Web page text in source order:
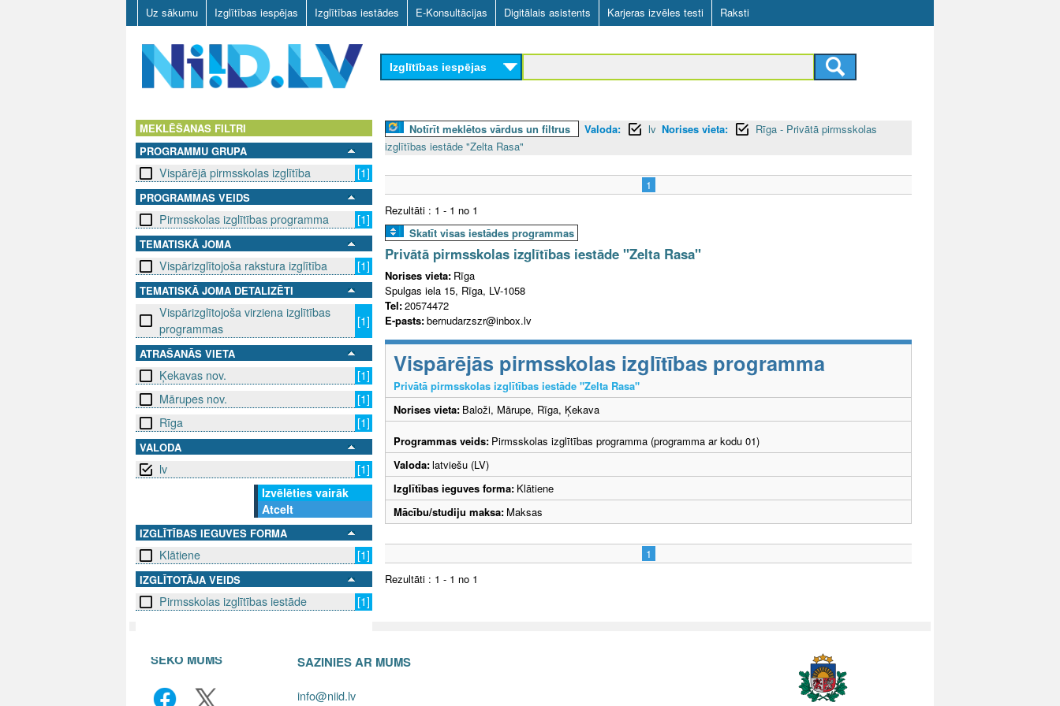
Skip
to
main
content
Uz sākumu Izglītības iespējas Izglītības iestādes E-Konsultācijas Digitālais asistents Karjeras izvēles testi Raksti
D
L
V
Izglītības iespējas
MEKLĒŠANAS FILTRI
PROGRAMMU GRUPA
Vispārējā pirmsskolas izglītība [1]
PROGRAMMAS VEIDS
Pirmsskolas izglītības programma [1]
TEMATISKĀ JOMA
Vispārizglītojoša rakstura izglītība [1]
TEMATISKĀ JOMA DETALIZĒTI
Vispārizglītojoša virziena izglītības
programmas
[1]
ATRAŠANĀS VIETA
Ķekavas nov.
[1]
Mārupes nov.
[1]
Rīga
[1]
VALODA
lv
[1]
Izvēlēties vairāk
Atcelt
IZGLĪTĪBAS IEGUVES FORMA
Klātiene [1]
IZGLĪTOTĀJA VEIDS
Pirmsskolas izglītības iestāde [1]
Notīrīt meklētos vārdus un filtrus Valoda: lv Norises vieta:
Rīga - Privātā pirmsskolas
izglītības iestāde "Zelta Rasa"
1
Rezultāti : 1 - 1 no 1
Skatīt visas iestādes programmas
Privātā pirmsskolas izglītības iestāde "Zelta Rasa"
Norises vieta: Rīga
Spulgas iela 15, Rīga, LV-1058
Tel:20574472
E-pasts:bernudarzszr@inbox.lv
Vispārējās pirmsskolas izglītības programma
Privātā pirmsskolas izglītības iestāde "Zelta Rasa"
Norises vieta: Baloži, Mārupe, Rīga, Ķekava
Programmas veids: Pirmsskolas izglītības programma (programma ar kodu 01)
Valoda:latviešu (LV)
Izglītības ieguves forma: Klātiene
Mācību/studiju maksa: Maksas
1
Rezultāti : 1 - 1 no 1
SEKO MUMS SAZINIES AR MUMS
info@niid.lv